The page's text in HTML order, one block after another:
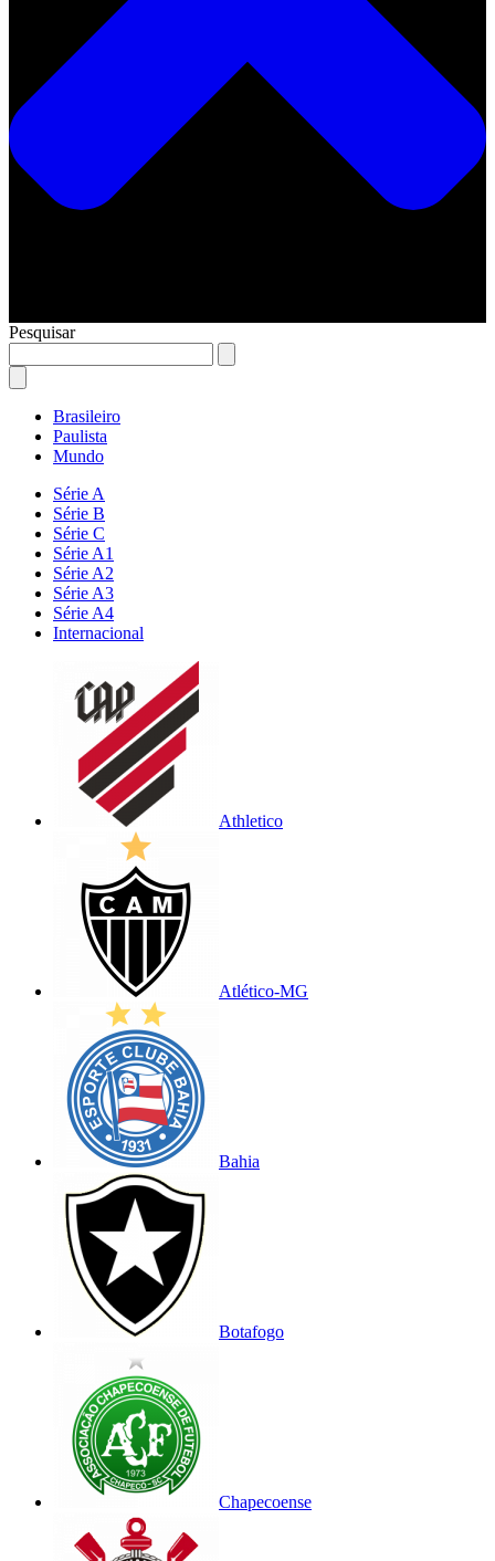
Pesquisar
Brasileiro
Paulista
Mundo
Série A
Série B
Série C
Série A1
Série A2
Série A3
Série A4
Internacional
Athletico
Atlético-MG
Bahia
Botafogo
Chapecoense